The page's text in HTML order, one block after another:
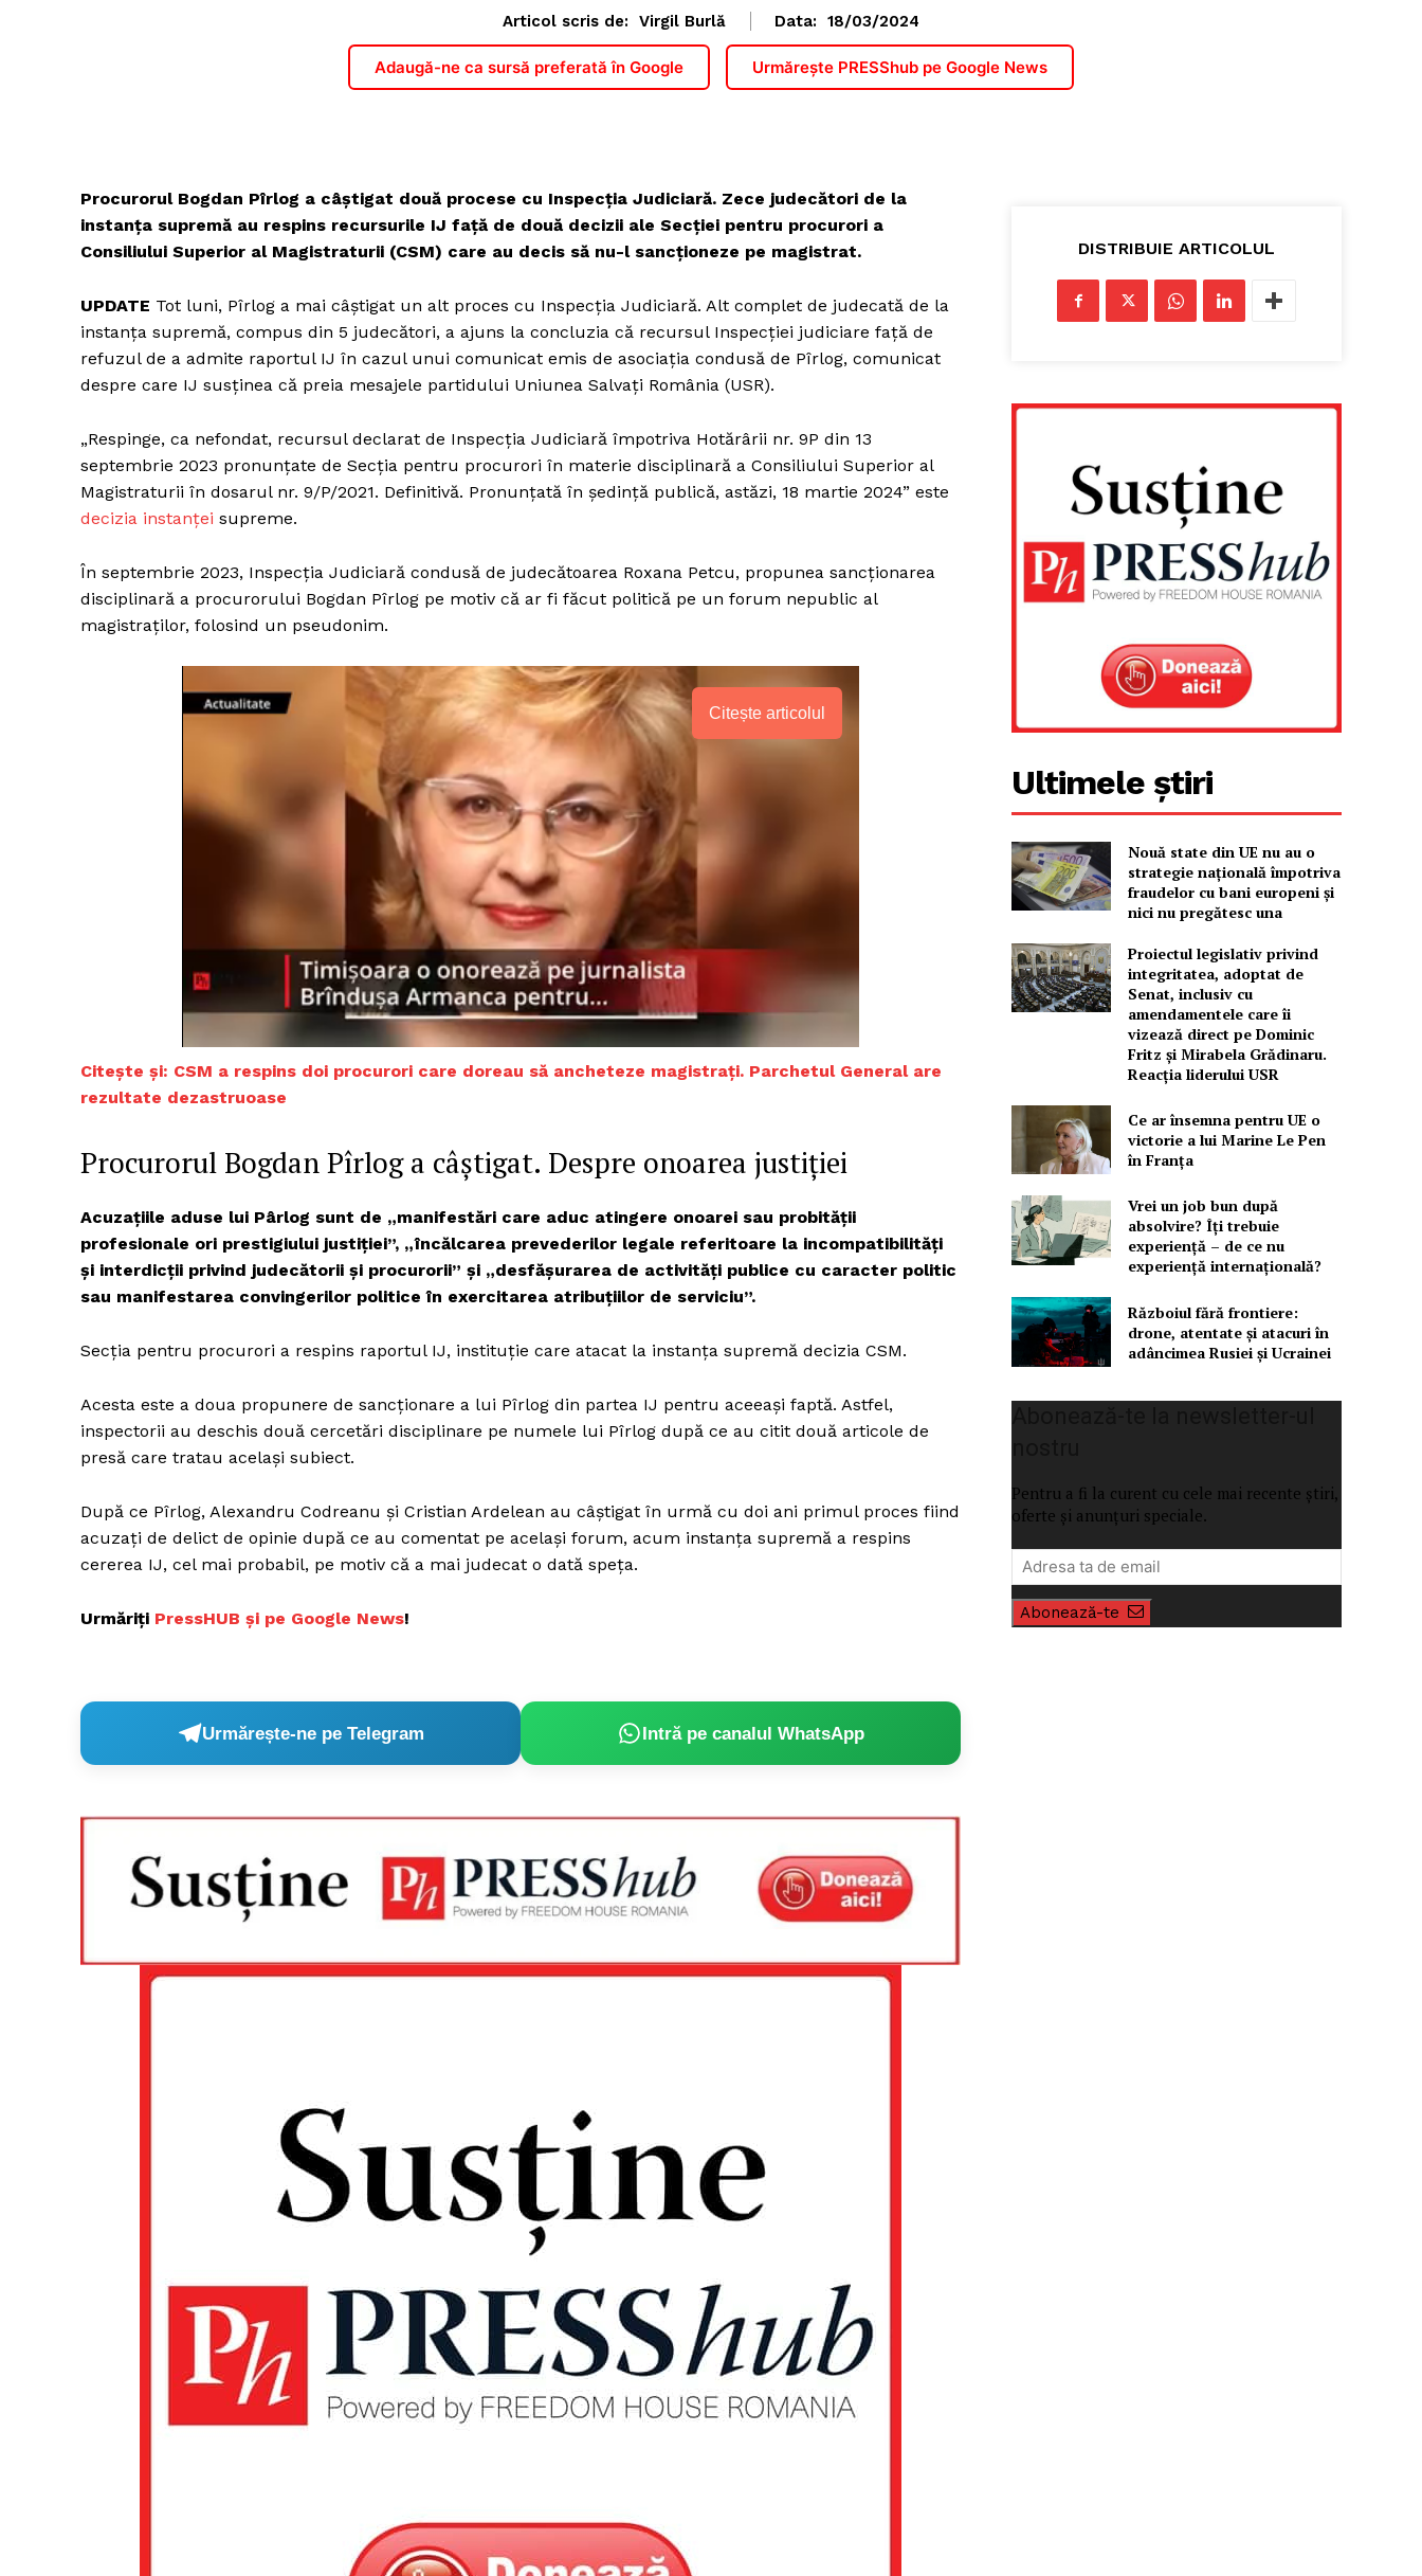
Un proiect
FREEDOM HOUSE
ROMÂNIA
PRESShub
Proiecte editoriale
Contact
Articol scris de: Virgil Burlă Data: 18/03/2024
Adaugă-ne ca sursă preferată în Google Urmărește PRESShub pe Google News
Procurorul Bogdan Pîrlog a câștigat două procese cu Inspecția Judiciară. Zece judecători de la
instanța supremă au respins recursurile IJ față de două decizii ale Secției pentru procurori a
Consiliului Superior al Magistraturii (CSM) care au decis să nu-l sancționeze pe magistrat.
UPDATE Tot luni, Pîrlog a mai câștigat un alt proces cu Inspecția Judiciară. Alt complet de judecată de la
instanța supremă, compus din 5 judecători, a ajuns la concluzia că recursul Inspecției judiciare față de
refuzul de a admite raportul IJ în cazul unui comunicat emis de asociația condusă de Pîrlog, comunicat
despre care IJ susținea că preia mesajele partidului Uniunea Salvați România (USR).
„Respinge, ca nefondat, recursul declarat de Inspecţia Judiciară împotriva Hotărârii nr. 9P din 13
septembrie 2023 pronunţate de Secţia pentru procurori în materie disciplinară a Consiliului Superior al
Magistraturii în dosarul nr. 9/P/2021. Definitivă. Pronunţată în şedinţă publică, astăzi, 18 martie 2024” este
decizia instanței supreme.
În septembrie 2023, Inspecția Judiciară condusă de judecătoarea Roxana Petcu, propunea sancționarea
disciplinară a procurorului Bogdan Pîrlog pe motiv că ar fi făcut politică pe un forum nepublic al
magistraților, folosind un pseudonim.
Citește articolul
Citește și: CSM a respins doi procurori care doreau să ancheteze magistrați. Parchetul General are
rezultate dezastruoase
Procurorul Bogdan Pîrlog a câștigat. Despre onoarea justiției
Acuzațiile aduse lui Pârlog sunt de „manifestări care aduc atingere onoarei sau probității
profesionale ori prestigiului justiției”, „încălcarea prevederilor legale referitoare la incompatibilități
și interdicții privind judecătorii și procurorii” și „desfășurarea de activități publice cu caracter politic
sau manifestarea convingerilor politice în exercitarea atribuțiilor de serviciu”.
Secția pentru procurori a respins raportul IJ, instituție care atacat la instanța supremă decizia CSM.
Acesta este a doua propunere de sancționare a lui Pîrlog din partea IJ pentru aceeași faptă. Astfel,
inspectorii au deschis două cercetări disciplinare pe numele lui Pîrlog după ce au citit două articole de
presă care tratau același subiect.
După ce Pîrlog, Alexandru Codreanu și Cristian Ardelean au câștigat în urmă cu doi ani primul proces fiind
acuzați de delict de opinie după ce au comentat pe același forum, acum instanța supremă a respins
cererea IJ, cel mai probabil, pe motiv că a mai judecat o dată speța.
Urmăriți PressHUB și pe Google News!
Urmărește-ne pe Telegram Intră pe canalul WhatsApp
DISTRIBUIE ARTICOLUL
Ultimele știri
Nouă state din UE nu au o
strategie națională împotriva
fraudelor cu bani europeni și
nici nu pregătesc una
Proiectul legislativ privind
integritatea, adoptat de
Senat, inclusiv cu
amendamentele care îi
vizează direct pe Dominic
Fritz și Mirabela Grădinaru.
Reacția liderului USR
Ce ar însemna pentru UE o
victorie a lui Marine Le Pen
în Franța
Vrei un job bun după
absolvire? Îți trebuie
experiență – de ce nu
experiență internațională?
Războiul fără frontiere:
drone, atentate și atacuri în
adâncimea Rusiei și Ucrainei
Pentru a fi la curent cu cele mai recente știri,
oferte și anunțuri speciale.
Abonează-te